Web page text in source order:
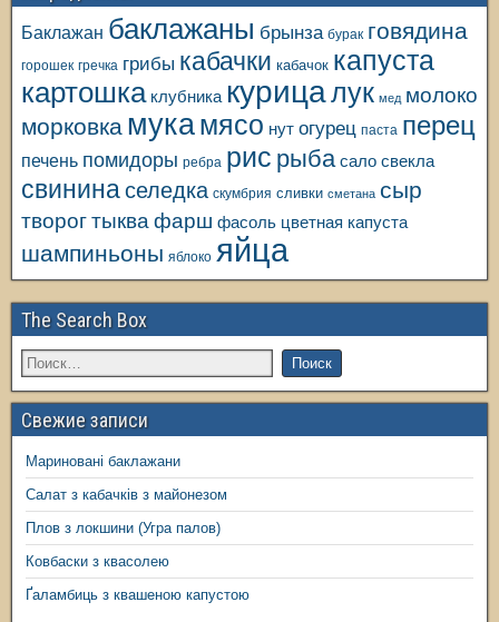
Баклажан баклажаны брынза бурак говядина
горошек гречка грибы кабачки кабачок капуста
картошка клубника курицалук мед молоко
морковка мукамясо нут огурец паста перец
печень помидоры ребра рис рыба сало свекла
свининаселедка скумбрия сливки сметана сыр
творогтыква фарш фасоль цветная капуста
шампиньоны яблоко яйца
The Search Box
Свежие записи
Мариновані баклажани
Салат з кабачків з майонезом
Плов з локшини (Угра палов)
Ковбаски з квасолею
Ґаламбиць з квашеною капустою